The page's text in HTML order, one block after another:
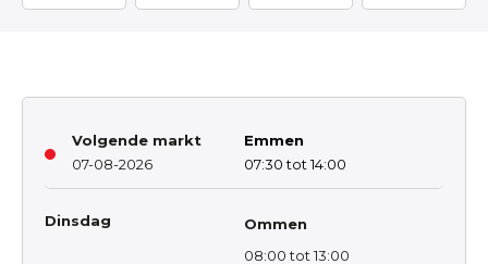
Volgende markt
07-08-2026
Emmen
07:30 tot 14:00
Dinsdag
Ommen
08:00 tot 13:00